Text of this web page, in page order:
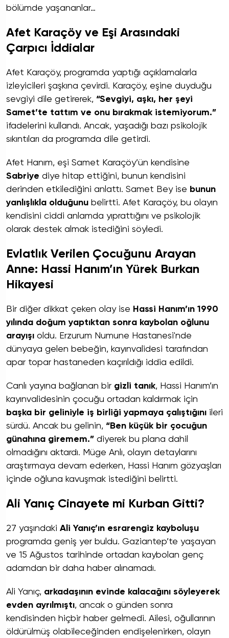
bölümde yaşananlar…
Afet Karaçöy ve Eşi Arasındaki
Çarpıcı İddialar
Afet Karaçöy, programda yaptığı açıklamalarla
izleyicileri şaşkına çevirdi. Karaçöy, eşine duyduğu
sevgiyi dile getirerek, “Sevgiyi, aşkı, her şeyi
Samet’te tattım ve onu bırakmak istemiyorum.”
ifadelerini kullandı. Ancak, yaşadığı bazı psikolojik
sıkıntıları da programda dile getirdi.
Afet Hanım, eşi Samet Karaçöy’ün kendisine
Sabriye diye hitap ettiğini, bunun kendisini
derinden etkilediğini anlattı. Samet Bey ise bunun
yanlışlıkla olduğunu belirtti. Afet Karaçöy, bu olayın
kendisini ciddi anlamda yıprattığını ve psikolojik
olarak destek almak istediğini söyledi.
Evlatlık Verilen Çocuğunu Arayan
Anne: Hassi Hanım’ın Yürek Burkan
Hikayesi
Bir diğer dikkat çeken olay ise Hassi Hanım’ın 1990
yılında doğum yaptıktan sonra kaybolan oğlunu
arayışı oldu. Erzurum Numune Hastanesi'nde
dünyaya gelen bebeğin, kayınvalidesi tarafından
apar topar hastaneden kaçırıldığı iddia edildi.
Canlı yayına bağlanan bir gizli tanık, Hassi Hanım’ın
kayınvalidesinin çocuğu ortadan kaldırmak için
başka bir geliniyle iş birliği yapmaya çalıştığını ileri
sürdü. Ancak bu gelinin, “Ben küçük bir çocuğun
günahına giremem.” diyerek bu plana dahil
olmadığını aktardı. Müge Anlı, olayın detaylarını
araştırmaya devam ederken, Hassi Hanım gözyaşları
içinde oğluna kavuşmak istediğini belirtti.
Ali Yanıç Cinayete mi Kurban Gitti?
27 yaşındaki Ali Yanıç’ın esrarengiz kayboluşu
programda geniş yer buldu. Gaziantep’te yaşayan
ve 15 Ağustos tarihinde ortadan kaybolan genç
adamdan bir daha haber alınamadı.
Ali Yanıç, arkadaşının evinde kalacağını söyleyerek
evden ayrılmıştı, ancak o günden sonra
kendisinden hiçbir haber gelmedi. Ailesi, oğullarının
öldürülmüş olabileceğinden endişelenirken, olayın